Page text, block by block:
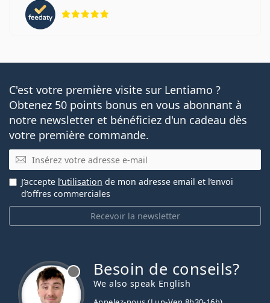
C'est votre première visite sur Lentiamo ?
Obtenez 50 points bonus en vous abonnant à
notre newsletter et bénéficiez d'un cadeau dès
votre première commande.
E-mail
Recevoir la newsletter
J’accepte l’utilisation de mon adresse email et l’envoi
d’offres commerciales
Besoin de conseils?
We also speak English